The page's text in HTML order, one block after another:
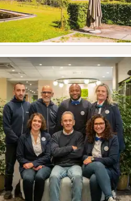
Vorheriges Bild